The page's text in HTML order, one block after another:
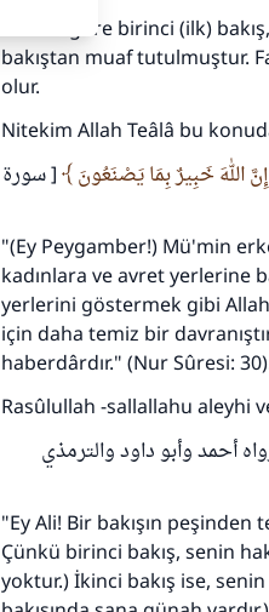
Hadise göre birinci (ilk)
bakıştan muaf tutulmuştur.
olur.
Nitekim Allah Teâlâ bu
اللهَ خَبِيرٌ بِمَا يَصْنَعُونَ
[ سورة
"(Ey Peygamber!) Mü'min
kadınlara ve avret yerlerine
yerlerini göstermek gibi
için daha temiz bir
haberdârdır." (Nur Sûresi:
Rasûlullah -sallallahu aleyhi
أحمد وأبو داود والترمذي
"Ey Ali! Bir bakışın peşinden
Çünkü birinci bakış, senin
yoktur.) İkinci bakış ise,
110845
Ümmete
Her kim bir